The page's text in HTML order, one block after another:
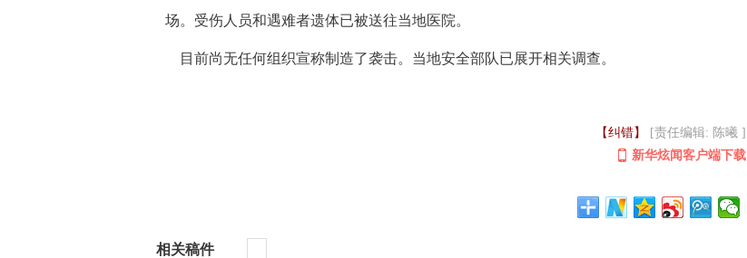
场。受伤人员和遇难者遗体已被送往当地医院。
目前尚无任何组织宣称制造了袭击。当地安全部队已展开相关调查。
【纠错】
[责任编辑: 陈曦 ]
新华炫闻客户端下载
相关稿件